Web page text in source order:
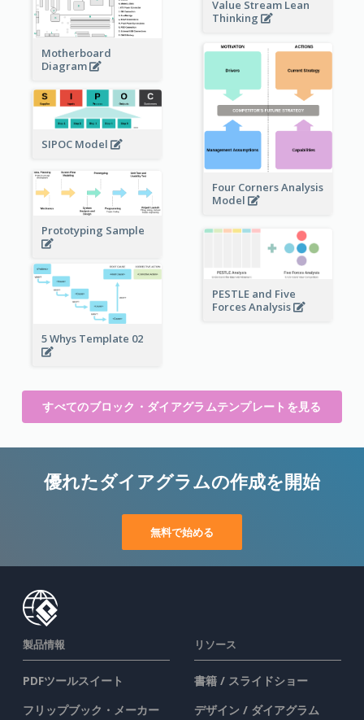
Value Stream Lean
Thinking
Motherboard
Diagram
Four Corners Analysis
Model
SIPOC Model
Prototyping Sample
PESTLE and Five
Forces Analysis
5 Whys Template 02
すべてのブロック・ダイアグラムテンプレートを見る
優れたダイアグラムの作成を開始
無料で始める
製品情報
PDFツールスイート
フリップブック・メーカー
リソース
書籍 / スライドショー
デザイン / ダイアグラム